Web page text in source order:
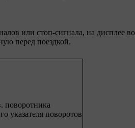
или стоп-сигнала, на дисплее
перед поездкой.
поворотника
указателя поворотов